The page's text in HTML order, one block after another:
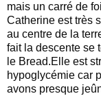
mais un carré de
Catherine est très
au centre de la
fait la descente se
le Bread.Elle est
hypoglycémie car
avons presque